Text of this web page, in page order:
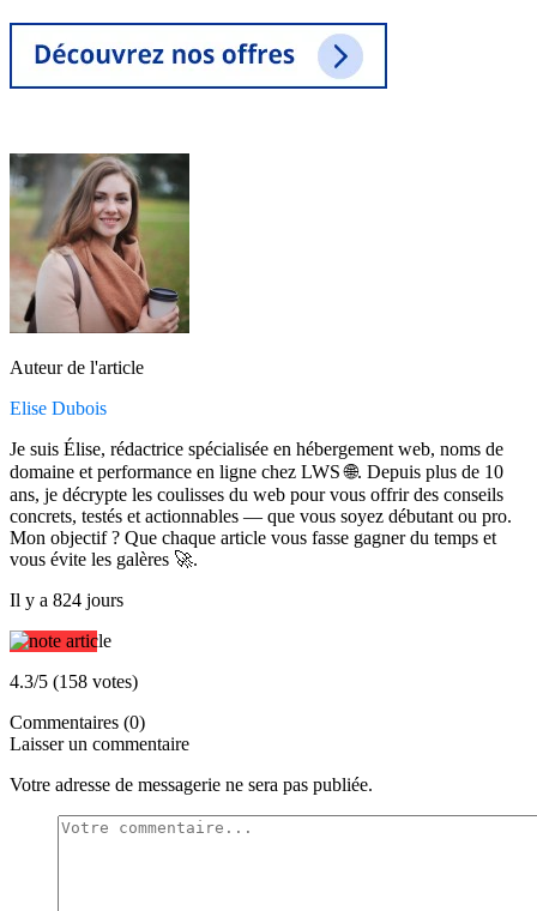
Auteur de l'article
Elise Dubois
Je suis Élise, rédactrice spécialisée en hébergement web, noms de
domaine et performance en ligne chez LWS 🌐. Depuis plus de 10
ans, je décrypte les coulisses du web pour vous offrir des conseils
concrets, testés et actionnables — que vous soyez débutant ou pro.
Mon objectif ? Que chaque article vous fasse gagner du temps et
vous évite les galères 🚀.
Il y a 824 jours
4.3/5 (158 votes)
Commentaires (0)
Laisser un commentaire
Votre adresse de messagerie ne sera pas publiée.